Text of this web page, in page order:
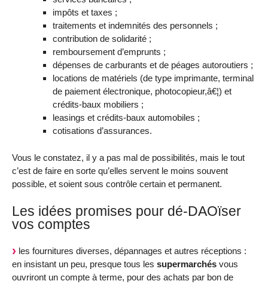
impôts et taxes ;
traitements et indemnités des personnels ;
contribution de solidarité ;
remboursement d’emprunts ;
dépenses de carburants et de péages autoroutiers ;
locations de matériels (de type imprimante, terminal
de paiement électronique, photocopieur,â€¦) et
crédits-baux mobiliers ;
leasings et crédits-baux automobiles ;
cotisations d’assurances.
Vous le constatez, il y a pas mal de possibilités, mais le tout
c’est de faire en sorte qu’elles servent le moins souvent
possible, et soient sous contrôle certain et permanent.
Les idées promises pour dé-DAOïser
vos comptes
les fournitures diverses, dépannages et autres réceptions :
en insistant un peu, presque tous les supermarchés vous
ouvriront un compte à terme, pour des achats par bon de